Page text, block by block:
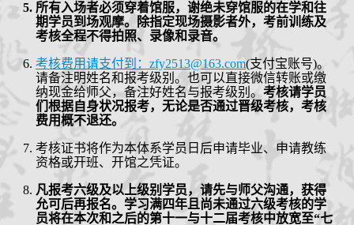
所有入场者必须穿着馆服，谢绝未穿馆服的在学和往
期学员到场观摩。
除指定现场摄影者外，考前训练及
考核全程不得拍照、录像和录音。
考核费用请支付到： zfy2513@163.com(支付宝账号)。
请备注明姓名和报考级别。也可以直接微信转账或缴
纳现金给师父，备注好姓名与报考级别 。 考核请学员
们根据自身状况报考，无论是否通过晋级考核，考核
费用概不退还。
考核证书将作为本体系学员日后申请毕业、申请教练
资格或开班、 开馆之凭证。
凡报考六级及以上级别学员，请先与师父沟通，获得
允可后再报名。学习满四年且尚未通过六级考核的学
员将在本次和之后的第十一与十二届考核中放宽至“七